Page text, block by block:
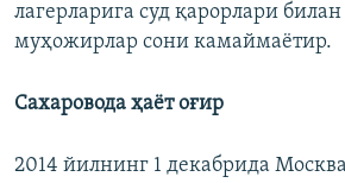
лагерларига суд қарорлари
муҳожирлар сони камаймаётир.
Сахаровода ҳаёт оғир
2014 йилнинг 1 декабрида